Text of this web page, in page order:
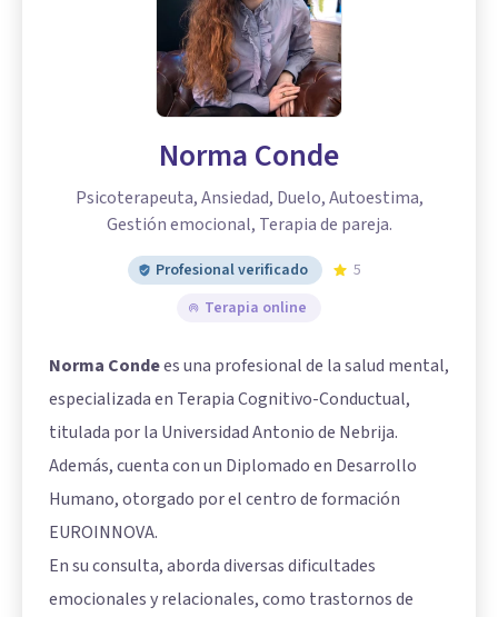
Norma Conde
Psicoterapeuta, Ansiedad, Duelo, Autoestima,
Gestión emocional, Terapia de pareja.
Profesional verificado
5
Terapia online
Norma Condees una profesional de la salud mental,
especializada en Terapia Cognitivo-Conductual,
titulada por la Universidad Antonio de Nebrija.
Además, cuenta con un Diplomado en Desarrollo
Humano, otorgado por el centro de formación
EUROINNOVA.
En su consulta, aborda diversas dificultades
emocionales y relacionales, como trastornos de